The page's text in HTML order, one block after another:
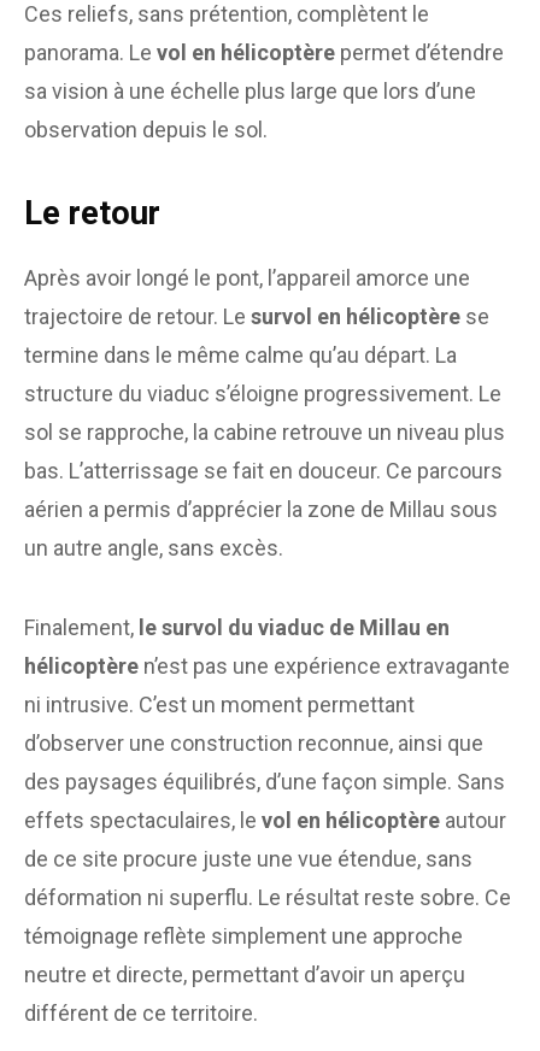
Ces reliefs, sans prétention, complètent le
panorama. Le vol en hélicoptère permet d’étendre
sa vision à une échelle plus large que lors d’une
observation depuis le sol.
Le retour
Après avoir longé le pont, l’appareil amorce une
trajectoire de retour. Le survol en hélicoptère se
termine dans le même calme qu’au départ. La
structure du viaduc s’éloigne progressivement. Le
sol se rapproche, la cabine retrouve un niveau plus
bas. L’atterrissage se fait en douceur. Ce parcours
aérien a permis d’apprécier la zone de Millau sous
un autre angle, sans excès.
Finalement, le survol du viaduc de Millau en
hélicoptère n’est pas une expérience extravagante
ni intrusive. C’est un moment permettant
d’observer une construction reconnue, ainsi que
des paysages équilibrés, d’une façon simple. Sans
effets spectaculaires, le vol en hélicoptère autour
de ce site procure juste une vue étendue, sans
déformation ni superflu. Le résultat reste sobre. Ce
témoignage reflète simplement une approche
neutre et directe, permettant d’avoir un aperçu
différent de ce territoire.